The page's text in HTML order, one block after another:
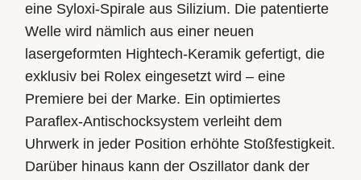
eine Syloxi-Spirale aus Silizium. Die patentierte
Welle wird nämlich aus einer neuen
lasergeformten Hightech-Keramik gefertigt, die
exklusiv bei Rolex eingesetzt wird – eine
Premiere bei der Marke. Ein optimiertes
Paraflex-Antischocksystem verleiht dem
Uhrwerk in jeder Position erhöhte Stoßfestigkeit.
Darüber hinaus kann der Oszillator dank der